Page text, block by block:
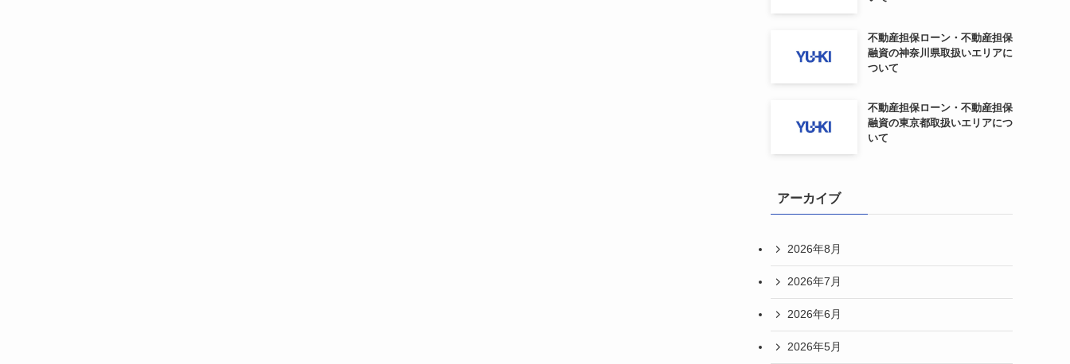
不動産担保ローン・不動産担保
融資の神奈川県取扱いエリアに
ついて
不動産担保ローン・不動産担保
融資の東京都取扱いエリアにつ
いて
アーカイブ
2026年8月
2026年7月
2026年6月
2026年5月